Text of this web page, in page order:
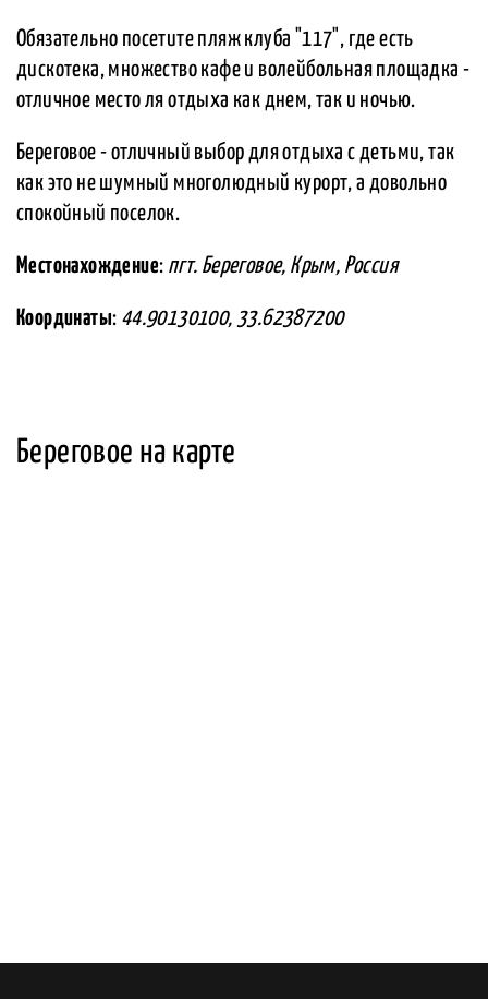
Обязательно посетите пляж клуба "117", где есть
дискотека, множество кафе и волейбольная площадка -
отличное место ля отдыха как днем, так и ночью.
Береговое - отличный выбор для отдыха с детьми, так
как это не шумный многолюдный курорт, а довольно
спокойный поселок.
Местонахождение: пгт. Береговое, Крым, Россия
Координаты: 44.90130100, 33.62387200
Береговое на карте